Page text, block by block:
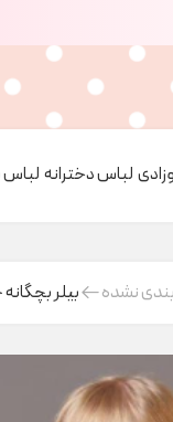
لباس دخترانه لباس
نشده بیلر